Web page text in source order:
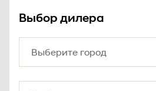
Выбор дилера